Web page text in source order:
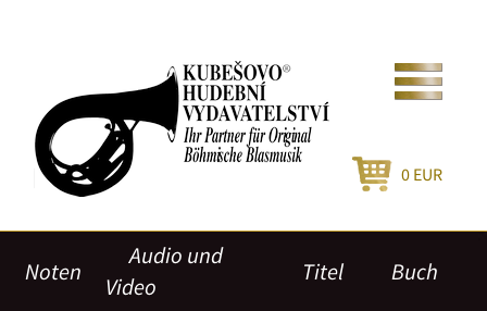
0 EUR
Noten
Audio und
Video
Titel Buch